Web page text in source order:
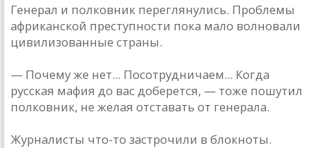
Генерал и полковник переглянулись. Проблемы
африканской преступности пока мало волновали
цивилизованные страны.
— Почему же нет... Посотрудничаем... Когда
русская мафия до вас доберется, — тоже пошутил
полковник, не желая отставать от генерала.
Журналисты что-то застрочили в блокноты.